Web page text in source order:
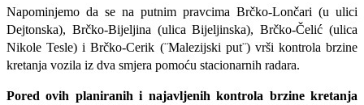
Napominjemo da se na putnim pravcima Brčko-Lončari (u ulici
Dejtonska), Brčko-Bijeljina (ulica Bijeljinska), Brčko-Čelić (ulica
Nikole Tesle) i Brčko-Cerik (¨Malezijski put¨) vrši kontrola brzine
kretanja vozila iz dva smjera pomoću stacionarnih radara.
Pored ovih planiranih i najavljenih kontrola brzine kretanja